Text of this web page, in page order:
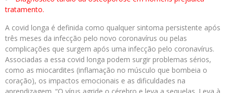
tratamento.
A covid longa é definida como qualquer sintoma persistente após
três meses da infecção pelo novo coronavírus ou pelas
complicações que surgem após uma infecção pelo coronavírus.
Associadas a essa covid longa podem surgir problemas sérios,
como as miocardites (inflamação no músculo que bombeia o
coração), os impactos emocionais e as dificuldades na